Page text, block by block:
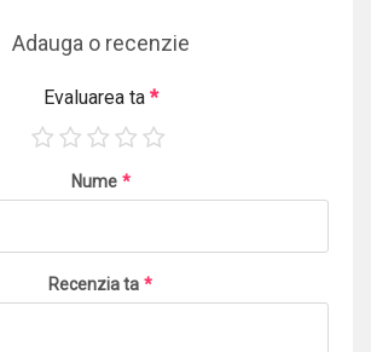
Adauga o recenzie
Evaluarea ta *
Nume *
Recenzia ta *